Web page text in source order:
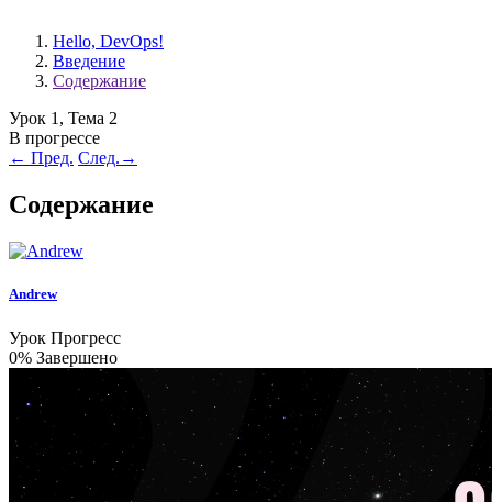
Hello, DevOps!
Введение
Содержание
Урок 1, Тема 2
В прогрессе
← Пред. След. →
Содержание
Andrew
Урок Прогресс
0% Завершено